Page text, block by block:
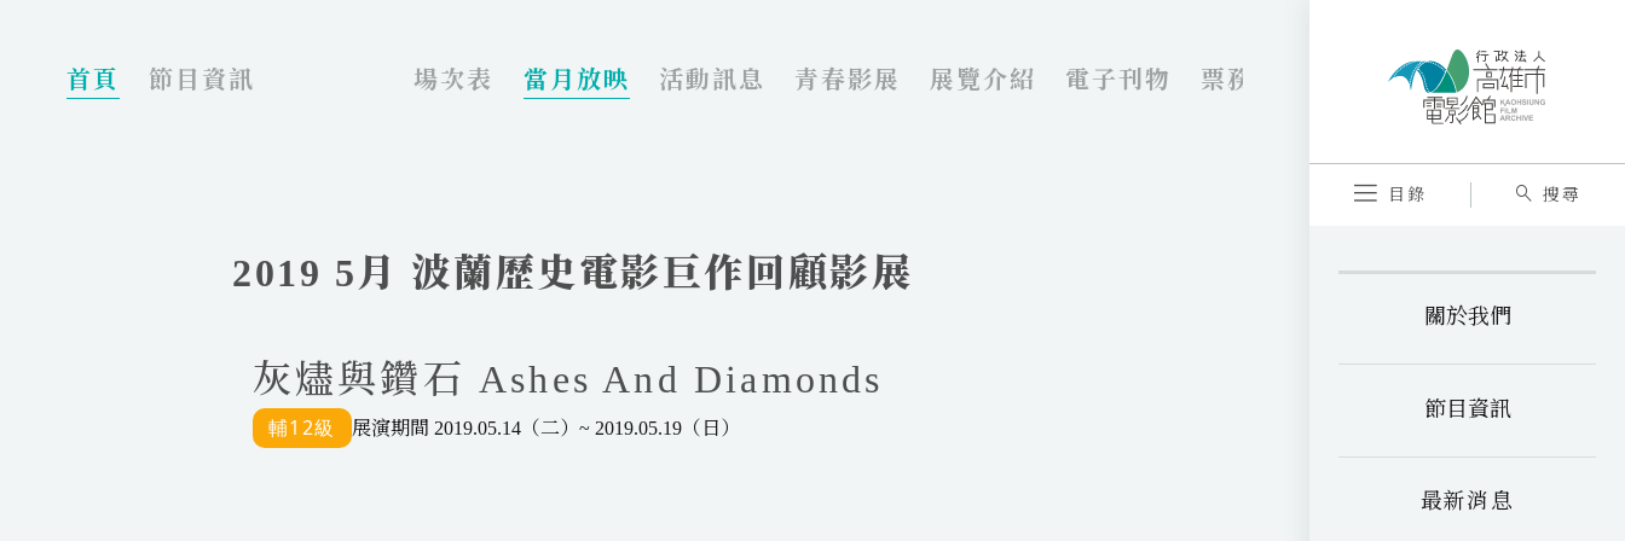
目錄 搜尋
關於我們
節目資訊
最新消息
首頁 節目資訊 場次表 當月放映 活動訊息 青春影展 展覽介紹 電子刊物 票務資訊 VR劇院 內惟藝術
2019 5月 波蘭歷史電影巨作回顧影展
灰燼與鑽石 Ashes And Diamonds
展演期間 2019.05.14（二）~ 2019.05.19（日）